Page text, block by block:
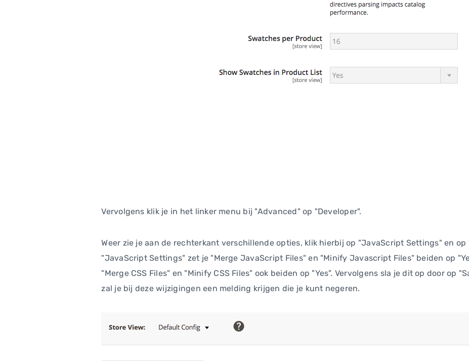
Vervolgens klik je in het linker menu bij "Advanced" op "Developer".
Weer zie je aan de rechterkant verschillende opties, klik hierbij op "JavaScript Settings" en op
"JavaScript Settings" zet je "Merge JavaScript Files" en "Minify Javascript Files" beiden op
"Merge CSS Files" en "Minify CSS Files" ook beiden op "Yes". Vervolgens sla je dit op door op
zal je bij deze wijzigingen een melding krijgen die je kunt negeren.